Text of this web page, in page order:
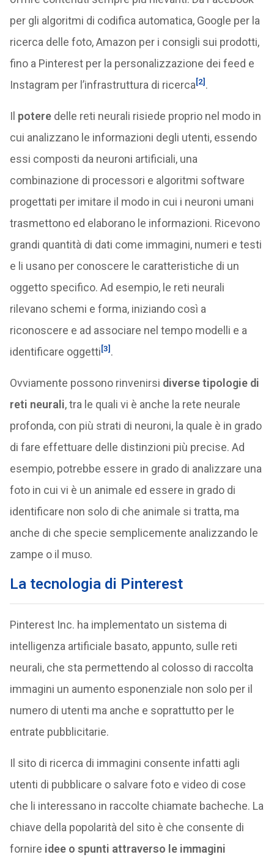
per gli algoritmi di codifica automatica, Google per la
ricerca delle foto, Amazon per i consigli sui prodotti,
fino a Pinterest per la personalizzazione dei feed e
Instagram per l’infrastruttura di ricerca[2] .
Il poteredelle reti neurali risiede proprio nel modo in
cui analizzano le informazioni degli utenti, essendo
essi composti da neuroni artificiali, una
combinazione di processori e algoritmi software
progettati per imitare il modo in cui i neuroni umani
trasmettono ed elaborano le informazioni. Ricevono
grandi quantità di dati come immagini, numeri e testi
e li usano per conoscere le caratteristiche di un
oggetto specifico. Ad esempio, le reti neurali
rilevano schemi e forma, iniziando così a
riconoscere e ad associare nel tempo modelli e a
identificare oggetti[3] .
Ovviamente possono rinvenirsi diverse tipologie di
reti neurali, tra le quali vi è anche la rete neurale
profonda, con più strati di neuroni, la quale è in grado
di fare effettuare delle distinzioni più precise. Ad
esempio, potrebbe essere in grado di analizzare una
foto in cui vi è un animale ed essere in grado di
identificare non solo di che animale si tratta, ma
anche di che specie semplicemente analizzando le
zampe o il muso.
La tecnologia di Pinterest
Pinterest Inc. ha implementato un sistema di
intelligenza artificiale basato, appunto, sulle reti
neurali, che sta permettendo al colosso di raccolta
immagini un aumento esponenziale non solo per il
numero di utenti ma anche e soprattutto per le
entrate pubblicitarie.
Il sito di ricerca di immagini consente infatti agli
utenti di pubblicare o salvare foto e video di cose
che li interessano in raccolte chiamate bacheche. La
chiave della popolarità del sito è che consente di
fornire idee o spunti attraverso le immagini